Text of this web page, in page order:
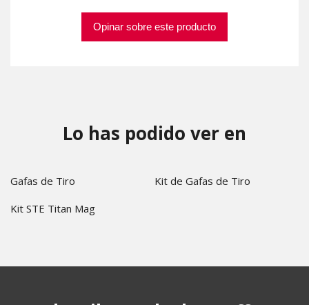
Opinar sobre este producto
Lo has podido ver en
Gafas de Tiro
Kit de Gafas de Tiro
Kit STE Titan Mag